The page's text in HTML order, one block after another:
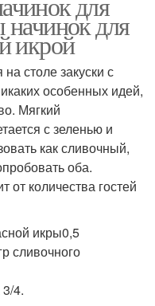
начинок для
икрой
столе закуски с
особенных идей,
Мягкий
с зеленью и
как сливочный,
оба.
от количества гостей
икры0,5
сливочного
4.